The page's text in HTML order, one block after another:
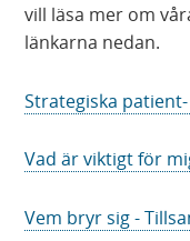
vill läsa mer om
länkarna nedan.
Strategiska
Vad är viktigt för
Vem bryr sig -